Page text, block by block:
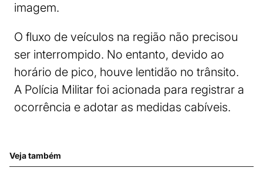
imagem.
O fluxo de veículos na região não precisou
ser interrompido. No entanto, devido ao
horário de pico, houve lentidão no trânsito.
A Polícia Militar foi acionada para registrar a
ocorrência e adotar as medidas cabíveis.
Veja também